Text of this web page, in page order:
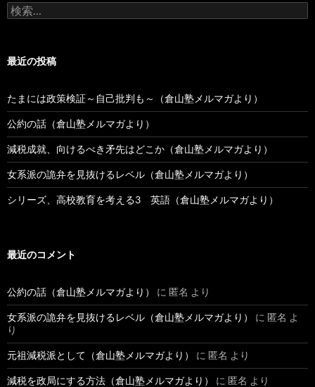
稿
検
索:
最近の投稿
たまには政策検証～自己批判も～（倉山塾メルマガより）
公約の話（倉山塾メルマガより）
減税成就、向けるべき矛先はどこか（倉山塾メルマガより）
女系派の詭弁を見抜けるレベル（倉山塾メルマガより）
シリーズ、高校教育を考える3 英語（倉山塾メルマガより）
最近のコメント
公約の話（倉山塾メルマガより） に 匿名 より
女系派の詭弁を見抜けるレベル（倉山塾メルマガより） に 匿名 よ
り
元祖減税派として（倉山塾メルマガより） に 匿名 より
減税を政局にする方法（倉山塾メルマガより） に 匿名 より